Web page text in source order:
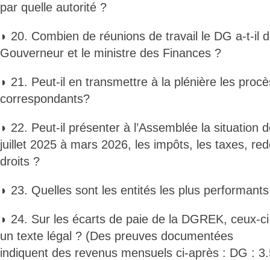
par quelle autorité ?
◗ 20. Combien de réunions de travail le DG a-t-il
Gouverneur et le ministre des Finances ?
◗ 21. Peut-il en transmettre à la plénière les
correspondants?
◗ 22. Peut-il présenter à l’Assemblée la situation
juillet 2025 à mars 2026, les impôts, les taxes,
droits ?
◗ 23. Quelles sont les entités les plus
◗ 24. Sur les écarts de paie de la DGREK, ceux-
un texte légal ? (Des preuves documentées
indiquent des revenus mensuels ci-après : DG :